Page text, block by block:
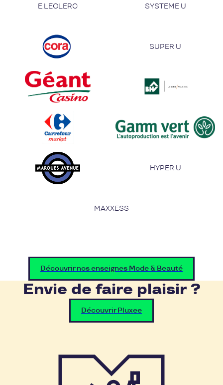
E.LECLERC SYSTEME U
SUPER U
HYPER U
MAXXESS
Découvrir nos enseignes Mode & Beauté
Envie de faire plaisir ?
Découvrir Pluxee